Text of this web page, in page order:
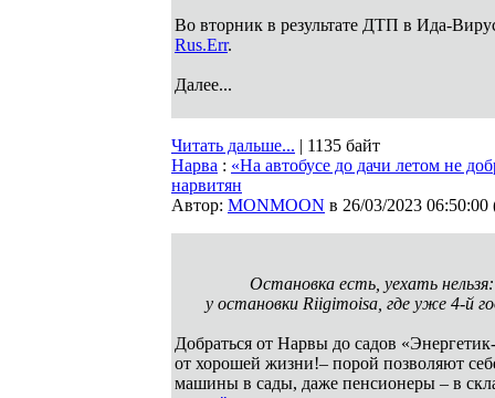
Во вторник в результате ДТП в Ида-
Rus.Err.
Далее...
Читать дальше... | 1135 байт
Нарва : «На автобусе до дачи летом не
нарвитян
Автор: MONMOON в 26/03/2023 06:50:00
Остановка есть, уехать
у остановки Riigimoisa, где уже 4-й
Добраться от Нарвы до садов
от хорошей жизни!– порой позволяют
машины в сады, даже пенсионеры – в